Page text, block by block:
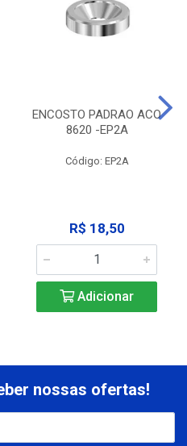
ENCOSTO PADRAO ACO
8620 -EP2A
Código: EP2A
R$ 18,50
Adicionar
nossas ofertas!